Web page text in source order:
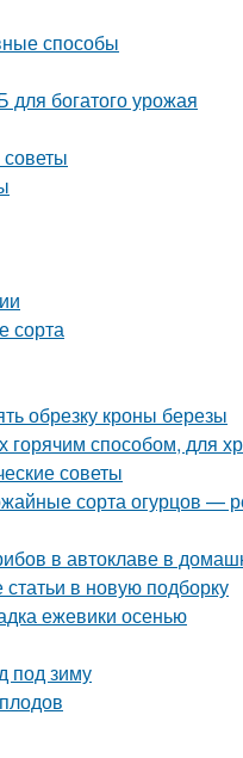
способы
богатого урожая
сорта
обрезку кроны березы
способом, для
советы
сорта огурцов —
в автоклаве в
в новую подборку
ежевики осенью
под зиму